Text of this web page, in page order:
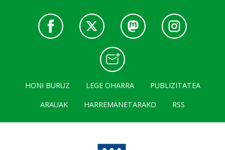
HONI BURUZ LEGE OHARRA
PUBLIZITATEA
ARAUAK
HARREMANETARAKO RSS